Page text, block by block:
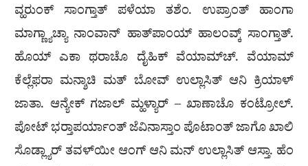
ವ್ಹರುಂಕ್ ಸಾಂಗ್ತಾತ್ ಪಳೆಯಾ ತಶೆಂ. ಉಪ್ರಾಂತ್ ಹಾಂಗಾ
ಮಾಗ್ಣ್ಯಾಚ್ಯಾ ನಾಂವಾನ್ ಹಾತ್‌ಪಾಂಯ್ ಹಾಲಂವ್ಕ್ ಸಾಂಗ್ತಾತ್.
ಹೊಯ್ ಎಕಾ ಥರಾಚೊ ದೈಹಿಕ್ ವೆಯಾಮ್‌ಚ್. ವೆಯಾಮ್
ಕೆಲ್ಲೆಫರಾ ಮನ್ಶಾಚಿ ಮತ್ ಬೋವ್ ಉಲ್ಲಾಸಿತ್ ಆನಿ ಕ್ರಿಯಾಳ್
ಜಾತಾ. ಆನ್ಯೇಕ್ ಗಜಾಲ್ ಮ್ಹಳ್ಯಾರ್ – ಖಾಣಾಚೊ ಕಂಟ್ರೋಲ್.
ಪೋಟ್ ಭರ‍್ತಾಪರ್ಯಾಂತ್ ಜೆವಿನಾಸ್ತಾಂ ಪೊಟಾಂತ್ ಜಾಗೊ ಖಾಲಿ
ಸೊಡ್ಲ್ಯಾರ್ ತವಳ್‌ಯೀ ಆಂಗ್ ಆನಿ ಮನ್ ಉಲ್ಲಾಸಿತ್ ಆಸ್ತಾ. ಹೆಂ